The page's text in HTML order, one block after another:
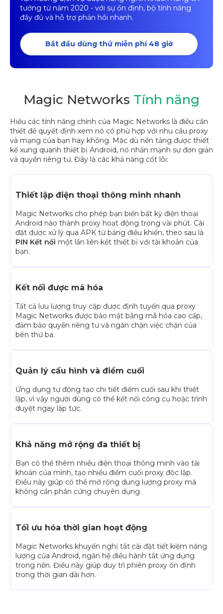
tưởng từ năm 2020 - với sự ổn định, bộ tính năng
đầy đủ và hỗ trợ phản hồi nhanh.
Bắt đầu dùng thử miễn phí 48 giờ
Magic Networks Tính năng
Hiểu các tính năng chính của Magic Networks là điều cần
thiết để quyết định xem nó có phù hợp với nhu cầu proxy
và mạng của bạn hay không. Mặc dù nền tảng được thiết
kế xung quanh thiết bị Android, nó nhấn mạnh sự đơn giản
và quyền riêng tư. Đây là các khả năng cốt lõi:
Thiết lập điện thoại thông minh nhanh
Magic Networks cho phép bạn biến bất kỳ điện thoại
Android nào thành proxy hoạt động trong vài phút. Cài
đặt được xử lý qua APK từ bảng điều khiển, theo sau là
PIN Kết nối một lần liên kết thiết bị với tài khoản của
bạn.
Kết nối được mã hóa
Tất cả lưu lượng truy cập được định tuyến qua proxy
Magic Networks được bảo mật bằng mã hóa cao cấp,
đảm bảo quyền riêng tư và ngăn chặn việc chặn của
bên thứ ba.
Quản lý cấu hình và điểm cuối
Ứng dụng tự động tạo chi tiết điểm cuối sau khi thiết
lập, vì vậy người dùng có thể kết nối công cụ hoặc trình
duyệt ngay lập tức.
Khả năng mở rộng đa thiết bị
Bạn có thể thêm nhiều điện thoại thông minh vào tài
khoản của mình, tạo nhiều điểm cuối proxy độc lập.
Điều này giúp có thể mở rộng dung lượng proxy mà
không cần phần cứng chuyên dụng.
Tối ưu hóa thời gian hoạt động
Magic Networks khuyến nghị tắt cài đặt tiết kiệm năng
lượng của Android, ngăn hệ điều hành tắt ứng dụng
trong nền. Điều này giúp duy trì phiên proxy ổn định
trong thời gian dài hơn.